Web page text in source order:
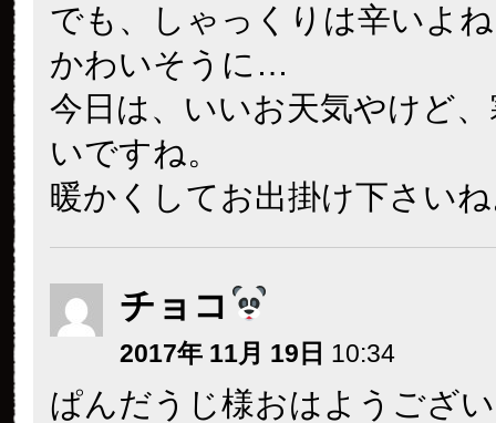
でも、しゃっくりは辛いよ
かわいそうに…
今日は、いいお天気やけど
いですね。
暖かくしてお出掛け下さい
チョコ
2017年 11月 19日 10:34
ぱんだうじ様おはようござ